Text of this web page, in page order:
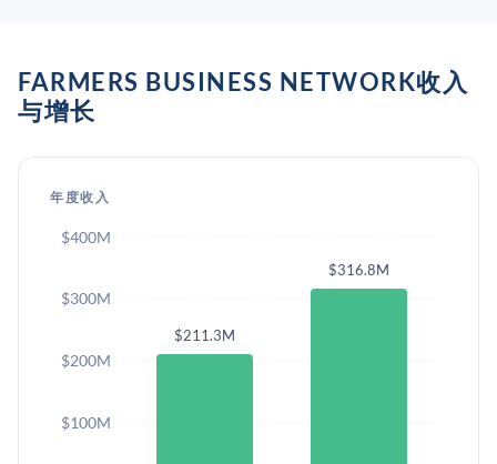
FARMERS BUSINESS NETWORK收入
与增长
年度收入
$211.3M
$316.8M
$100M
$200M
$300M
$400M